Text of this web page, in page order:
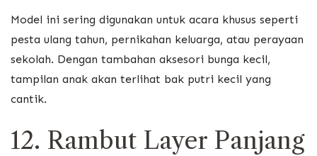
Model ini sering digunakan untuk acara khusus seperti
pesta ulang tahun, pernikahan keluarga, atau perayaan
sekolah. Dengan tambahan aksesori bunga kecil,
tampilan anak akan terlihat bak putri kecil yang
cantik.
12. Rambut Layer Panjang